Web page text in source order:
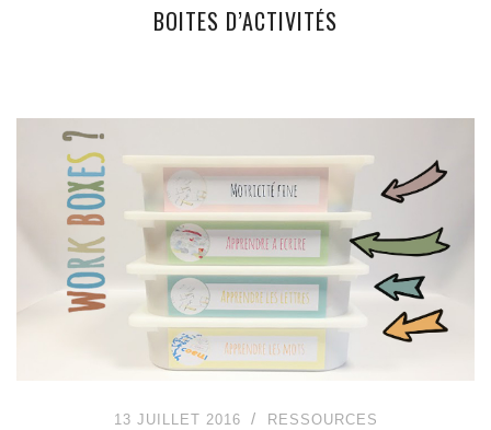
BOITES D’ACTIVITÉS
13 JUILLET 2016 RESSOURCES